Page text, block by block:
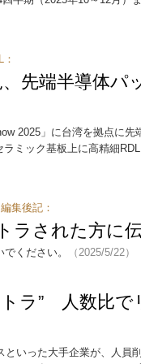
先端半導体パ
2025」に台湾を拠点に
ミック基板上に高精細
集後記：
ラされた方に
ください。 （2025/5/22）
トラ” 人数比
といった大手企業が、人員